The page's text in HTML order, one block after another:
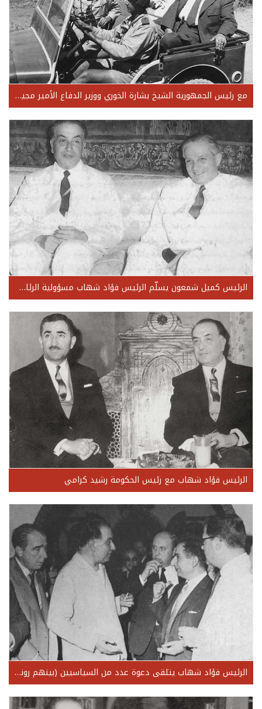
مع رئيس الجمهورية الشيخ بشارة الخوري ووزير الدفاع الأمير مجيد ارسلان في الطريق إلى أحد التدريبات العسكرية
الرئيس كميل شمعون يسلّم الرئيس فؤاد شهاب مسؤولية الرئاسة
الرئيس فؤاد شهاب مع رئيس الحكومة رشيد كرامي
الرئيس فؤاد شهاب يتلقى دعوة عدد من السياسيين (بينهم رونيه معوض) للعودة عن استقالته 1962